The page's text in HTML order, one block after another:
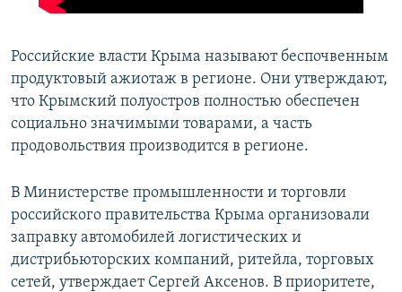
Российские власти Крыма называют беспочвенным
продуктовый ажиотаж в регионе. Они утверждают,
что Крымский полуостров полностью обеспечен
социально значимыми товарами, а часть
продовольствия производится в регионе.
В Министерстве промышленности и торговли
российского правительства Крыма организовали
заправку автомобилей логистических и
дистрибьюторских компаний, ритейла, торговых
сетей, утверждает Сергей Аксенов. В приоритете,